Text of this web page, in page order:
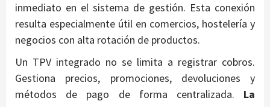
inmediato en el sistema de gestión. Esta conexión
resulta especialmente útil en comercios, hostelería y
negocios con alta rotación de productos.
Un TPV integrado no se limita a registrar cobros.
Gestiona precios, promociones, devoluciones y
métodos de pago de forma centralizada. La